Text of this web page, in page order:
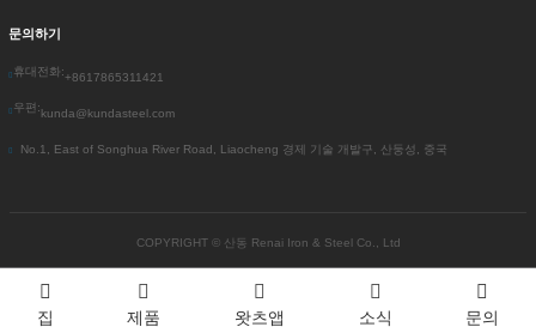
문의하기
휴대전화:+8617865311421
우편:kunda@kundasteel.com
No.1, East of Songhua River Road, Liaocheng 경제 기술 개발구, 산둥성, 중국
COPYRIGHT © 산동 Renai Iron & Steel Co., Ltd
집 제품 왓츠앱 소식 문의